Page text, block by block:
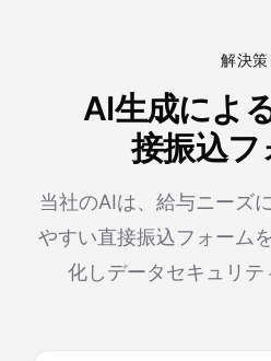
解決策
AI生成によ
接振込フ
当社のAIは、給与ニーズ
やすい直接振込フォーム
化しデータセキュリテ